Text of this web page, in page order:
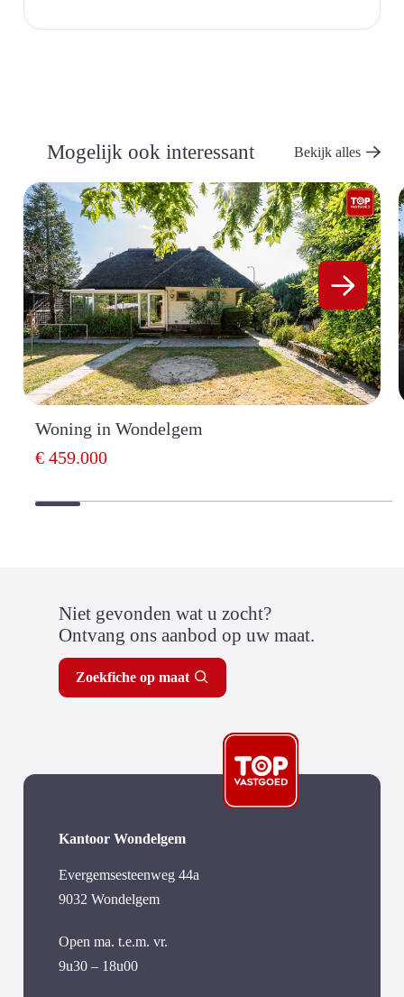
Mogelijk ook interessant Bekijk alles
Woning in Wondelgem
€ 459.000
Niet gevonden wat u zocht?
Ontvang ons aanbod op uw maat.
Zoekfiche op maat
Kantoor Wondelgem
Evergemsesteenweg 44a
9032 Wondelgem
Open ma. t.e.m. vr.
9u30 – 18u00